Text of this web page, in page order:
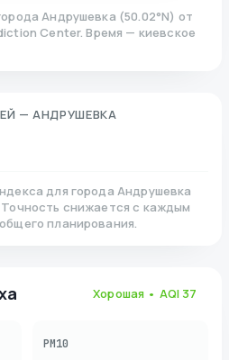
Андрушевка (50.02°N) от
Center. Время — киевское
— АНДРУШЕВКА
для города Андрушевка
Точность снижается с каждым
планирования.
Хорошая • AQI 37
PM10